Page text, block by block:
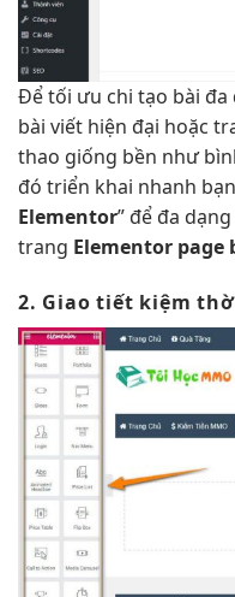
Đểtối ưu chi tạo bài đa
bài viết hiện đại hoặc
thao giống bền như
đó triển khai nhanh
Elementor” để đa dạng
trang Elementor page
2. Giaotiết kiệm